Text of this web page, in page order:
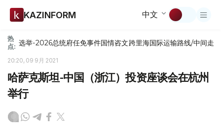
KAZINFORM 中文
热
点: 选举-2026总统府任免事件国情咨文跨里海国际运输路线/中间走廊
20:20, 09 9月 2021
哈萨克斯坦-中国（浙江）投资座谈会在杭州
举行